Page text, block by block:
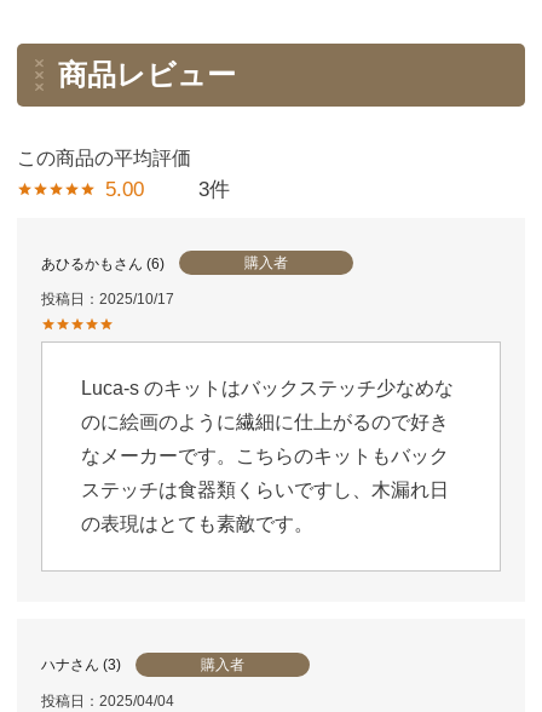
商品レビュー
5.00 3
あひるかも 6 購入者
投稿日 2025/10/17
Luca-s のキットはバックステッチ少なめな
のに絵画のように繊細に仕上がるので好き
なメーカーです。こちらのキットもバック
ステッチは食器類くらいですし、木漏れ日
の表現はとても素敵です。
ハナ 3 購入者
投稿日 2025/04/04